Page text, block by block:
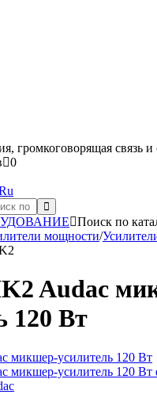
громкоговорящая связь
0
Поиск по
мощности/
Audac
120 Вт